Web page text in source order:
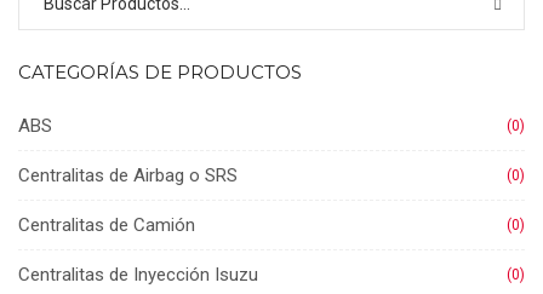
CATEGORÍAS DE PRODUCTOS
ABS (0)
Centralitas de Airbag o SRS (0)
Centralitas de Camión (0)
Centralitas de Inyección Isuzu (0)